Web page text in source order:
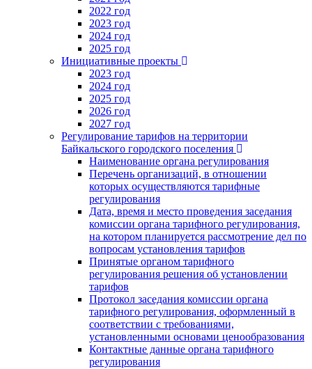
2022 год
2023 год
2024 год
2025 год
Инициативные проекты
2023 год
2024 год
2025 год
2026 год
2027 год
Регулирование тарифов на территории
Байкальского городского поселения
Наименование органа регулирования
Перечень организаций, в отношении
которых осуществляются тарифные
регулирования
Дата, время и место проведения заседания
комиссии органа тарифного регулирования,
на котором планируется рассмотрение дел по
вопросам установления тарифов
Принятые органом тарифного
регулирования решения об установлении
тарифов
Протокол заседания комиссии органа
тарифного регулирования, оформленный в
соответствии с требованиями,
установленными основами ценообразования
Контактные данные органа тарифного
регулирования